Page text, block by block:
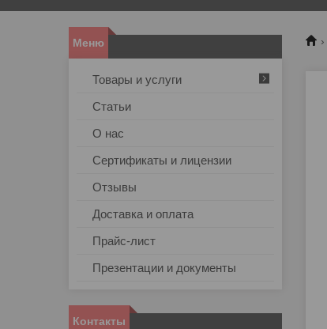
Товары и услуги
Статьи
О нас
Сертификаты и лицензии
Отзывы
Доставка и оплата
Прайс-лист
Презентации и документы
Контакты